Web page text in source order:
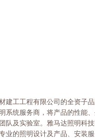
建工工程有限公司的全资子
系统服务商，将产品的性能
队及实验室。雅马达照明科
业的照明设计及产品、安装